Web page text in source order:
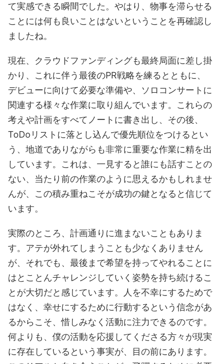
て実感できる瞬間でした。やはり、物事を滞らせる
ことには何も良いことはないということを再確認し
ましたね。
現在、クラウドファンディングも最終局面に差し掛
かり、これに伴う最後のPR戦略を練るとともに、
デビューに向けて必要な準備や、ソロコンサートに
関連する様々な作業に取り組んでいます。これらの
考えや計画をすべてノートに書き出し、その後、
ToDoリストに落とし込んで優先順位をつけるとい
う、地道でありながらも非常に重要な作業に精を出
しています。これは、一見すると誰にも話すことの
ない、当たり前の作業のように思えるかもしれませ
んが、この積み重ねこそが成功の鍵となると信じて
います。
実際のところ、計画通りに進まないこともありま
す。アテが外れてしまうことも少なくありません
が、それでも、最後まで希望を持ってやれることに
はとことんチャレンジしていく姿勢を持ち続けるこ
とが大切だと感じています。人を不幸にするためで
はなく、幸せにするために行動するという信念があ
るからこそ、惜しみなく活動に注力できるのです。
何よりも、僕の活動を応援してくださる方々が現実
に存在しているという事実が、目の前にあります。